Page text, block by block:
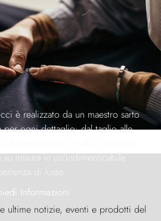
è realizzato da un maestro sarto
per ogni dettaglio: dal taglio alle
misura in un’indimenticabile
di lusso.
Informazioni
ultime notizie, eventi e prodotti del